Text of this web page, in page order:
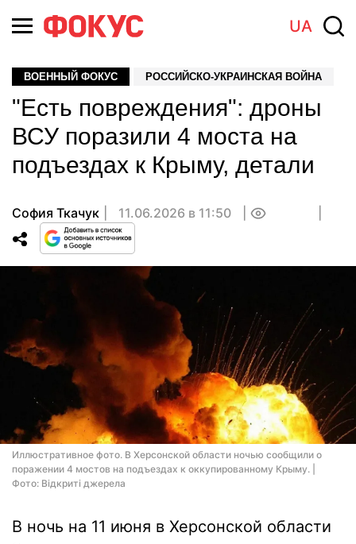
UA
ВОЕННЫЙ ФОКУС РОССИЙСКО-УКРАИНСКАЯ ВОЙНА
"Есть повреждения": дроны
ВСУ поразили 4 моста на
подъездах к Крыму, детали
София Ткачук 11.06.2026 в 11:50
Иллюстративное фото. В Херсонской области ночью сообщили о
поражении 4 мостов на подъездах к оккупированному Крыму. |
Фото: Відкриті джерела
В ночь на 11 июня в Херсонской области